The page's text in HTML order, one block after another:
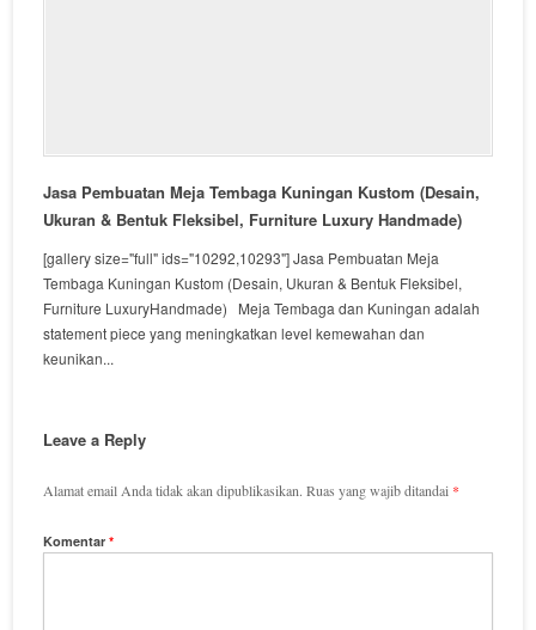
Jasa Pembuatan Meja Tembaga Kuningan Kustom (Desain,
Ukuran & Bentuk Fleksibel, Furniture Luxury Handmade)
[gallery size="full" ids="10292,10293"] Jasa Pembuatan Meja
Tembaga Kuningan Kustom (Desain, Ukuran & Bentuk Fleksibel,
Furniture LuxuryHandmade) Meja Tembaga dan Kuningan adalah
statement piece yang meningkatkan level kemewahan dan
keunikan...
Leave a Reply
Alamat email Anda tidak akan dipublikasikan. Ruas yang wajib ditandai *
Komentar*